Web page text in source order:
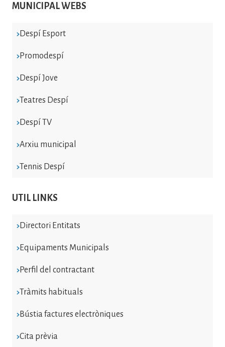
MUNICIPAL WEBS
Despí Esport
Promodespí
Despí Jove
Teatres Despí
Despí TV
Arxiu municipal
Tennis Despí
UTIL LINKS
Directori Entitats
Equipaments Municipals
Perfil del contractant
Tràmits habituals
Bústia factures electròniques
Cita prèvia